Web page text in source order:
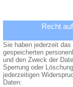
Recht
Sie haben jederzeit
gespeicherten
und den Zweck der
Sperrung oder
jederzeitigen
Daten: